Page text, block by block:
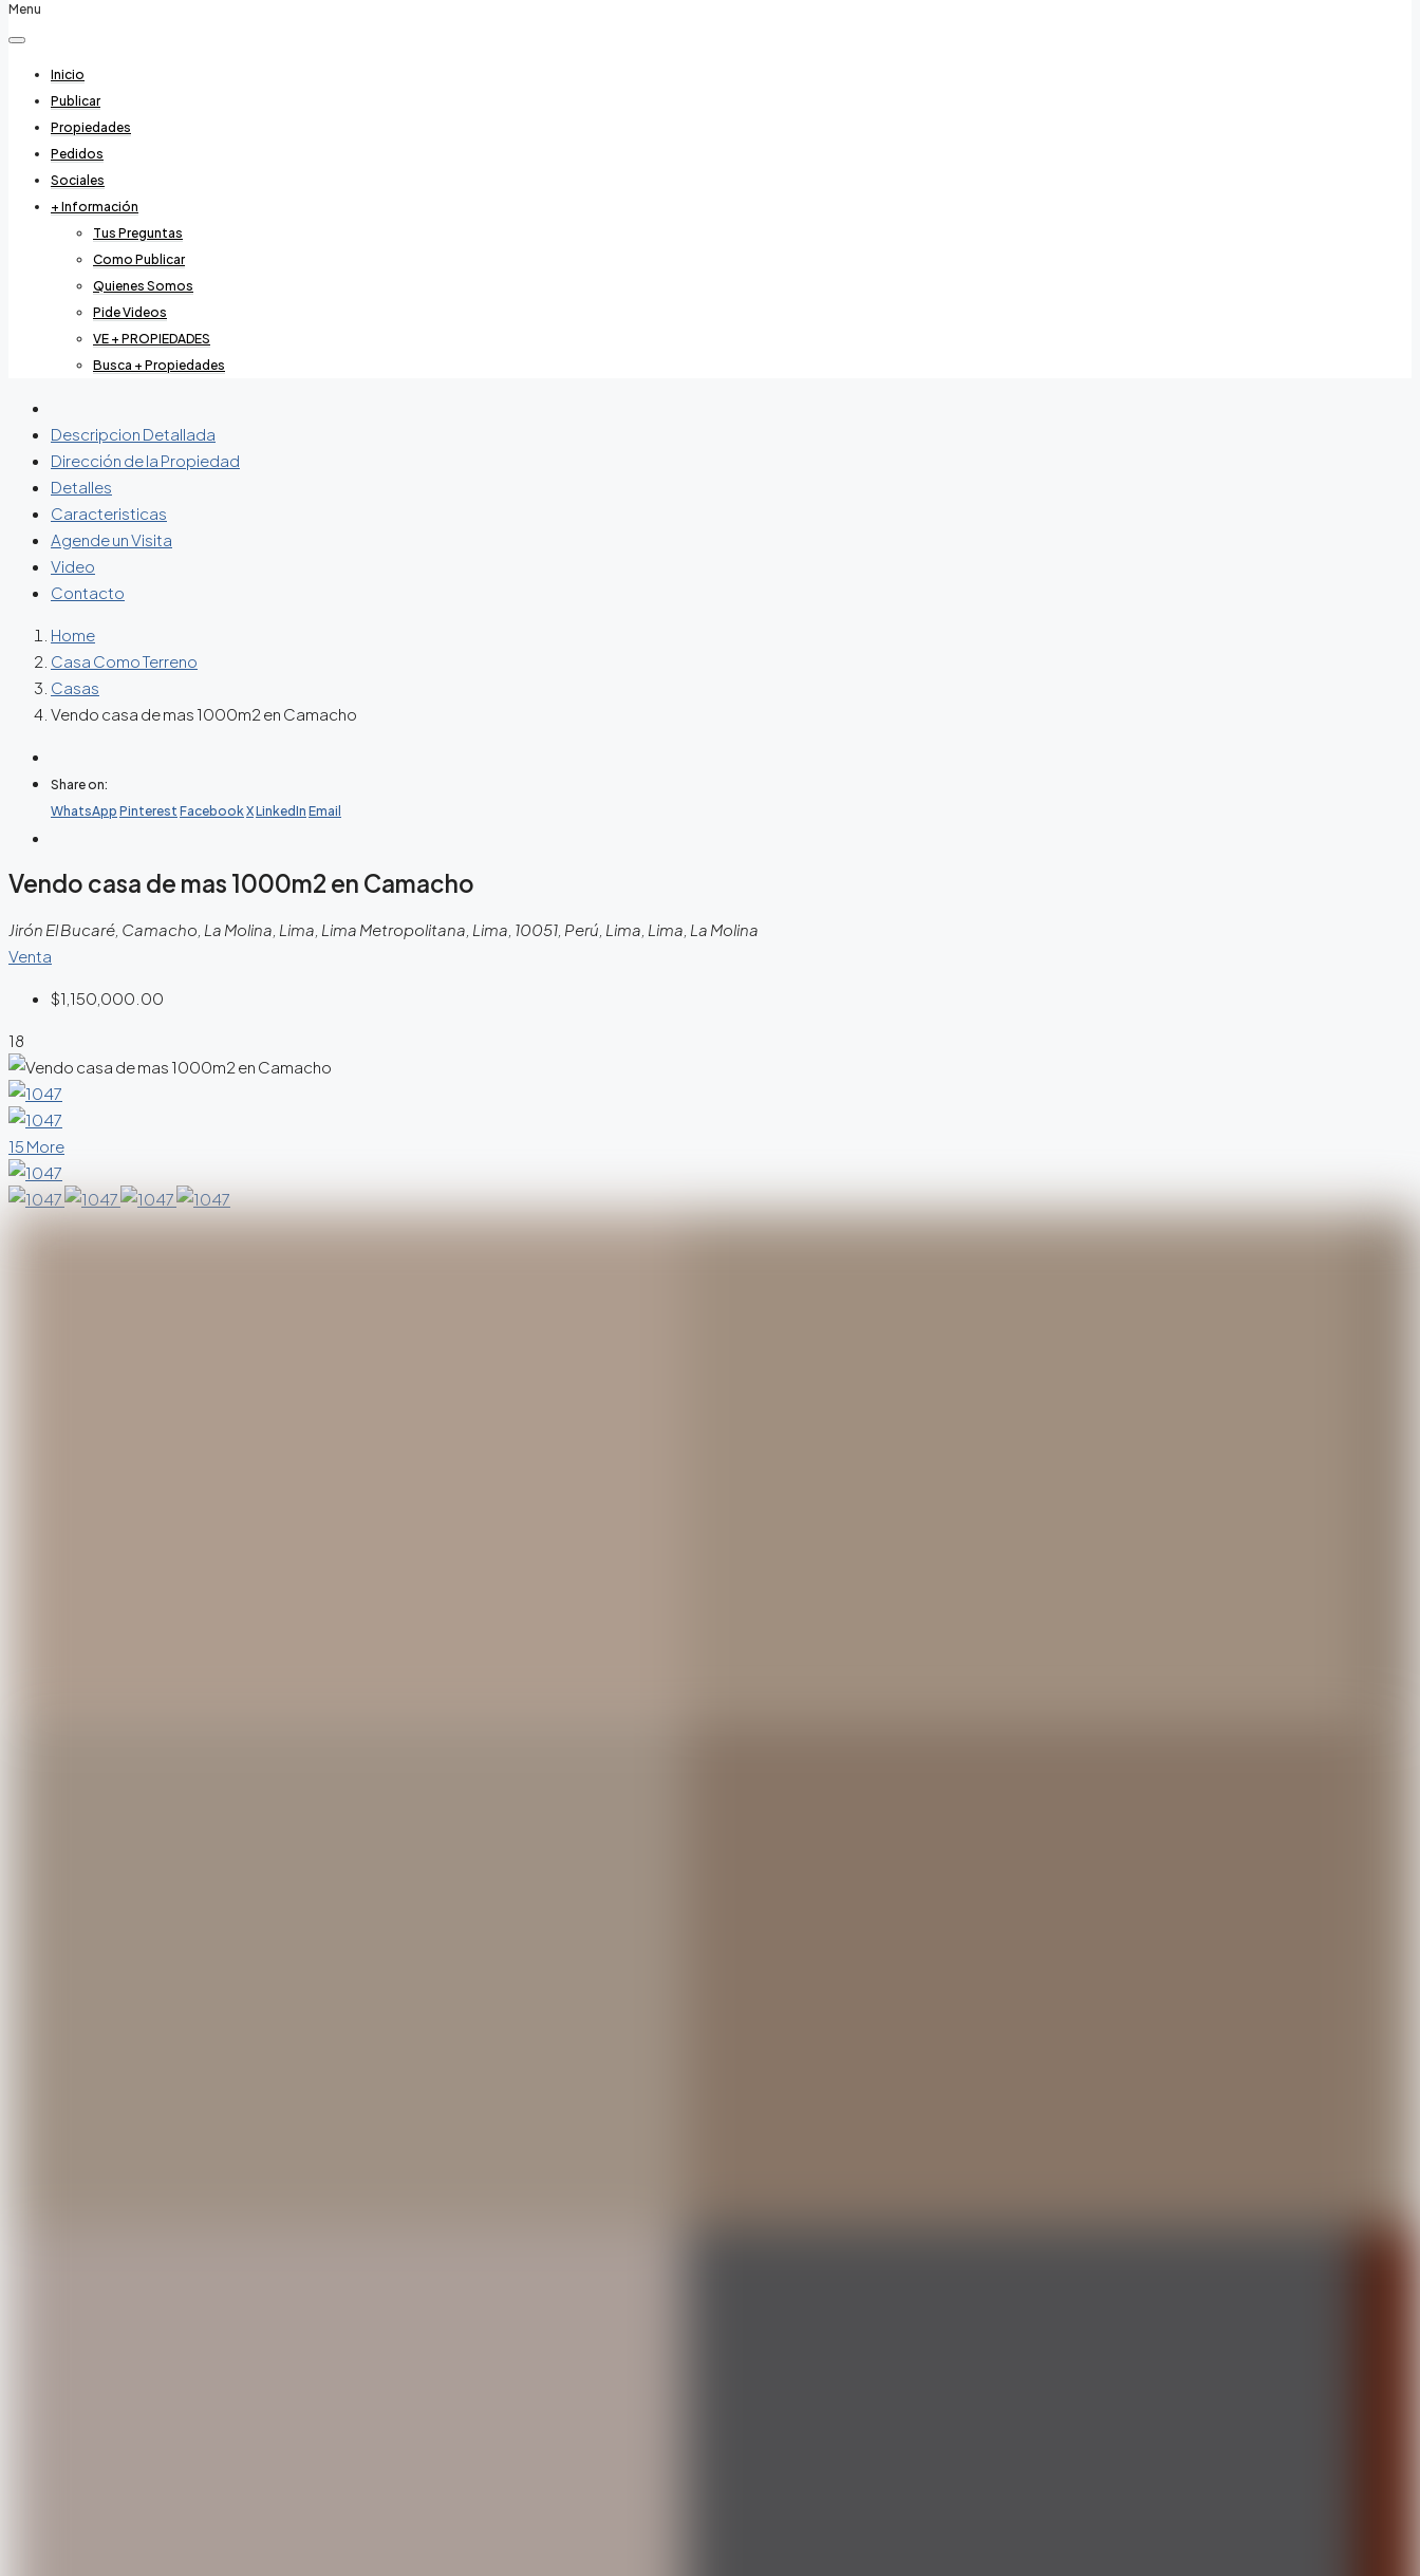
Menu
Inicio
Publicar
Propiedades
Pedidos
Sociales
+ Información
Tus Preguntas
Como Publicar
Quienes Somos
Pide Videos
VE + PROPIEDADES
Busca + Propiedades
Descripcion Detallada
Dirección de la Propiedad
Detalles
Caracteristicas
Agende un Visita
Video
Contacto
Home
Casa Como Terreno
Casas
Vendo casa de mas 1000m2 en Camacho
Share on:
WhatsApp Pinterest FacebookXLinkedIn Email
Vendo casa de mas 1000m2 en Camacho
Jirón El Bucaré, Camacho, La Molina, Lima, Lima Metropolitana, Lima, 10051, Perú, Lima, Lima, La Molina
Venta
$1,150,000.00
18
15 More